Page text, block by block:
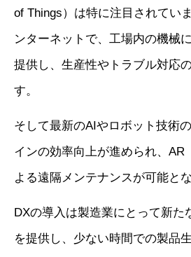
of Things）は特に注目されてい
ンターネットで、工場内の機械
提供し、生産性やトラブル対応
す。
そして最新のAIやロボット技術
インの効率向上が進められ、AR
よる遠隔メンテナンスが可能と
DXの導入は製造業にとって新た
を提供し、少ない時間での製品